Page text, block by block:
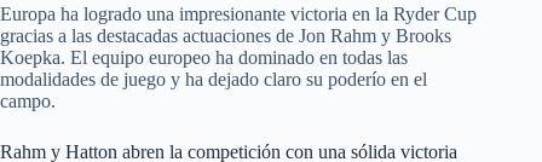
Europa ha logrado una impresionante victoria en la Ryder Cup
gracias a las destacadas actuaciones de Jon Rahm y Brooks
Koepka. El equipo europeo ha dominado en todas las
modalidades de juego y ha dejado claro su poderío en el
campo.
Rahm y Hatton abren la competición con una sólida victoria